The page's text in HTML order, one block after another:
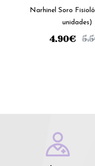
Narhinel Soro
unidades)
4.90€